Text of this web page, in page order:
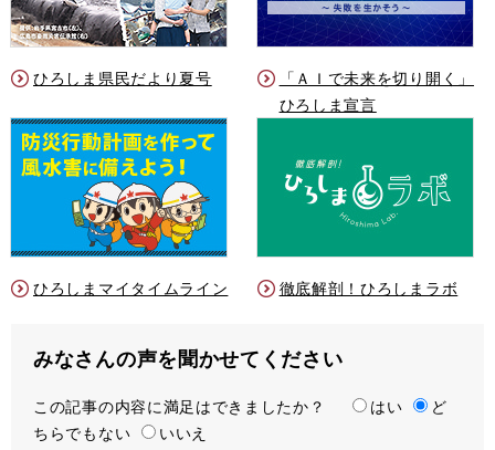
ひろしま県民だより夏号
「ＡＩで未来を切り開く」
ひろしま宣言
ひろしまマイタイムライン 徹底解剖！ひろしまラボ
みなさんの声を聞かせてください
満
足
この記事の内容に満足はできましたか？ はい
ど
ちらでもない
いいえ